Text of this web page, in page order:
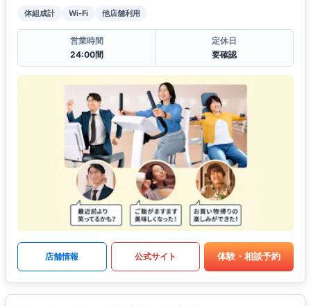
体組成計 Wi-Fi 他店舗利用
営業時間
24:00間
定休日
要確認
店舗情報 公式サイト 体験・相談予約